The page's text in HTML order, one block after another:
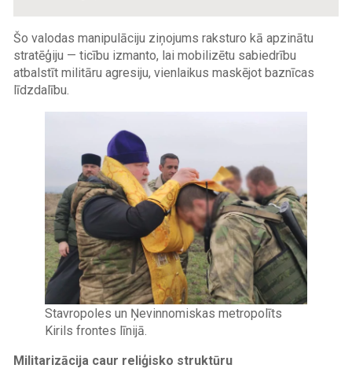
Šo valodas manipulāciju ziņojums raksturo kā apzinātu
stratēģiju — ticību izmanto, lai mobilizētu sabiedrību
atbalstīt militāru agresiju, vienlaikus maskējot baznīcas
līdzdalību.
Stavropoles un Ņevinnomiskas metropolīts
Kirils frontes līnijā.
Militarizācija caur reliģisko struktūru